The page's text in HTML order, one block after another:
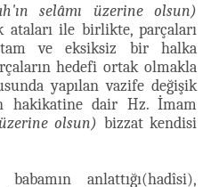
selâmı üzerine olsun)
ataları ile birlikte, parçaları
ve eksiksiz bir halka
hedefi ortak olmakla
yapılan vazife değişik
hakikatine dair Hz. İmam
olsun) bizzat kendisi
anlattığı(hadîsi),